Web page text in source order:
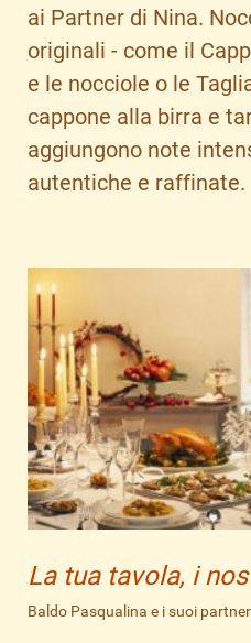
ai Partner di Nina.
originali - come il
e le nocciole o le
cappone alla birra e
aggiungono note
autentiche e raffinate.
La tua tavola, i
Baldo Pasqualina e i suoi